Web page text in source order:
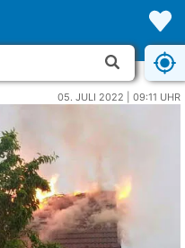
05. JULI 2022 | 09:11 UHR